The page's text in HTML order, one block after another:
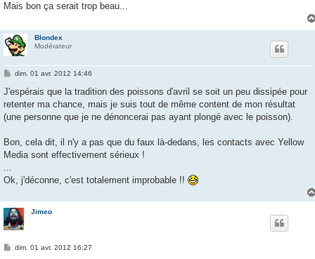
Mais bon ça serait trop beau...
Blondex
Modérateur
M
s
a
g
dim. 01 avr. 2012 14:46
J'espérais que la tradition des poissons d'avril se soit un peu dissipée pour
retenter ma chance, mais je suis tout de même content de mon résultat
(une personne que je ne dénoncerai pas ayant plongé avec le poisson).
Bon, cela dit, il n'y a pas que du faux là-dedans, les contacts avec Yellow
Media sont effectivement sérieux !
...
Ok, j'déconne, c'est totalement improbable !!
Jimeo
Mdim. 01 avr. 2012 16:27